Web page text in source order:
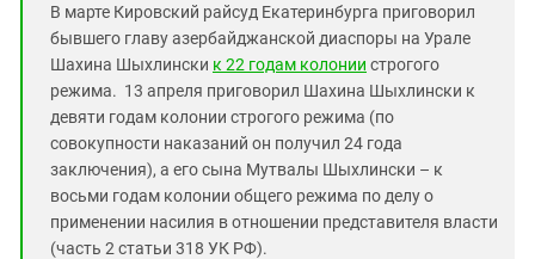
В марте Кировский райсуд Екатеринбурга приговорил
бывшего главу азербайджанской диаспоры на Урале
Шахина Шыхлински к 22 годам колонии строгого
режима. 13 апреля приговорил Шахина Шыхлински к
девяти годам колонии строгого режима (по
совокупности наказаний он получил 24 года
заключения), а его сына Мутвалы Шыхлински – к
восьми годам колонии общего режима по делу о
применении насилия в отношении представителя власти
(часть 2 статьи 318 УК РФ).